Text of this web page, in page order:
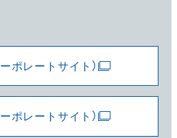
ポレートサイト）
ポレートサイト）